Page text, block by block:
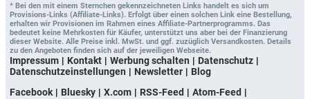
* Bei den mit einem Sternchen gekennzeichneten Links handelt es sich um
Provisions-Links (Affiliate-Links). Erfolgt über einen solchen Link eine Bestellung,
erhalten wir Provisionen im Rahmen eines Affiliate-Partnerprogramms. Das
bedeutet keine Mehrkosten für Käufer, unterstützt uns aber bei der Finanzierung
dieser Website. Alle Preise inkl. MwSt. und ggf. zuzüglich Versandkosten. Details
zu den Angeboten finden sich auf der jeweiligen Webseite.
Impressum Kontakt Werbung schalten
Datenschutz
Datenschutzeinstellungen
Newsletter
Blog
Facebook
Bluesky X.com RSS-Feed
Atom-Feed